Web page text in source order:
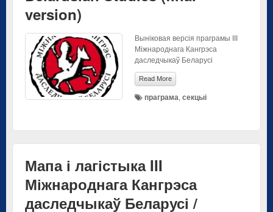
version)
Выніковая версія праграмы ІІІ
Міжнароднага Кангрэса
даследчыкаў Беларусі
Read More
праграма, секцыі
Мапа і лагістыка III
Міжнароднага Кангрэса
даследчыкаў Беларусі /